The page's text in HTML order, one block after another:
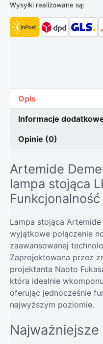
Wysyłki realizowane są:
Opis
Informacje
Opinie (0)
Artemide
lampa stojąca
Funkcjonalność
Lampa stojąca
wyjątkowe połączenie
zaawansowanej
Zaprojektowana przez
projektanta Naoto
która idealnie
oferując jednocześnie
najwyższym poziomie.